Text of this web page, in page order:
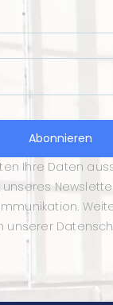
Abonnieren
Ihre Daten
unseres
unserer